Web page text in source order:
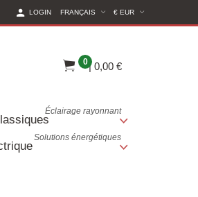
€ EUR (CURRENT
FRANÇAIS
LOGIN
0| 0,00 €
Éclairage rayonnant
Solutions énergétiques